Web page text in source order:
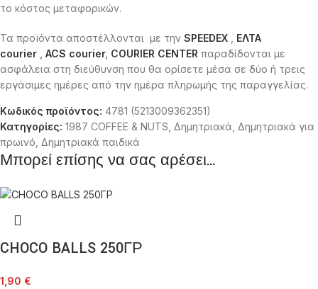
το κόστος μεταφορικών.
Τα προϊόντα αποστέλλονται με την SPEEDEX
ΕΛΤΑ
courier
ACS courier, COURIER CENTER παραδίδονται με
ασφάλεια στη διεύθυνση που θα ορίσετε μέσα σε δύο ή τρεις
εργάσιμες ημέρες από την ημέρα πληρωμής της παραγγελίας.
Κωδικός προϊόντος: 4781 (5213009362351)
Κατηγορίες: 1987 COFFEE & NUTS Δημητριακά Δημητριακά για
πρωινό Δημητριακά παιδικά
Μπορεί επίσης να σας αρέσει…
CHOCO BALLS 250ΓΡ
1,90 €